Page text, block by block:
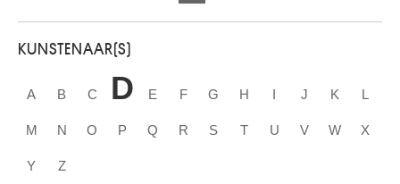
KUNSTENAAR(S)
A B C D E F G H I J K L
M N O P Q R S T U V W X
Y Z